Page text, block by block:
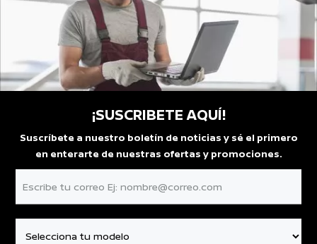
¡SUSCRIBETE AQUÍ!
Suscríbete a nuestro boletín de noticias y sé el primero
en enterarte de nuestras ofertas y promociones.